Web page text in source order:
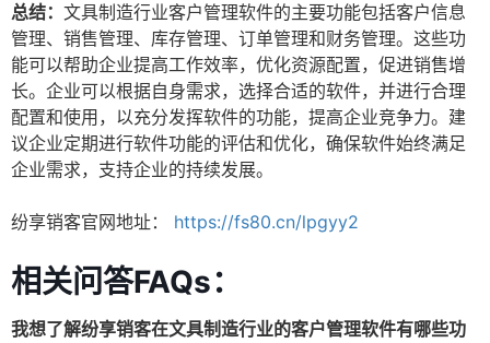
总结： 文具制造行业客户管理软件的主要功能包括客户信息
管理、销售管理、库存管理、订单管理和财务管理。这些功
能可以帮助企业提高工作效率，优化资源配置，促进销售增
长。企业可以根据自身需求，选择合适的软件，并进行合理
配置和使用，以充分发挥软件的功能，提高企业竞争力。建
议企业定期进行软件功能的评估和优化，确保软件始终满足
企业需求，支持企业的持续发展。
纷享销客官网地址： https://fs80.cn/lpgyy2
相关问答FAQs：
我想了解纷享销客在文具制造行业的客户管理软件有哪些功